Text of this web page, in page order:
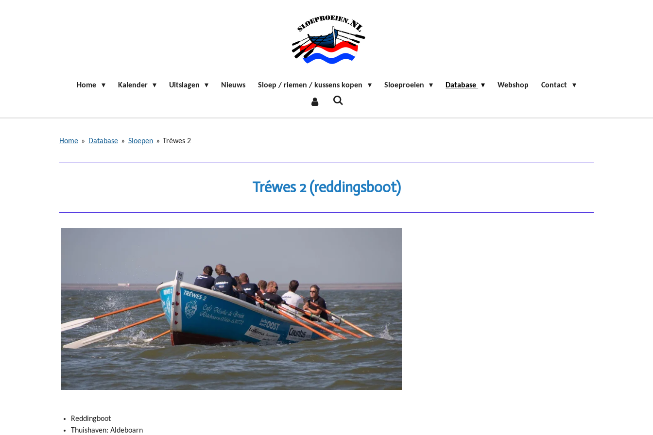
Home Kalender Uitslagen Nieuws Sloep / riemen / kussens kopen Sloeproeien Database Webshop Contact
Home » Database » Sloepen » Tréwes 2
Tréwes 2 (reddingsboot)
Reddingboot
Thuishaven: Aldeboarn